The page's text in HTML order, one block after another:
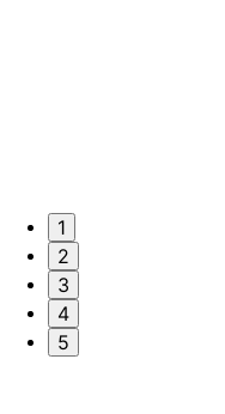
1
2
3
4
5